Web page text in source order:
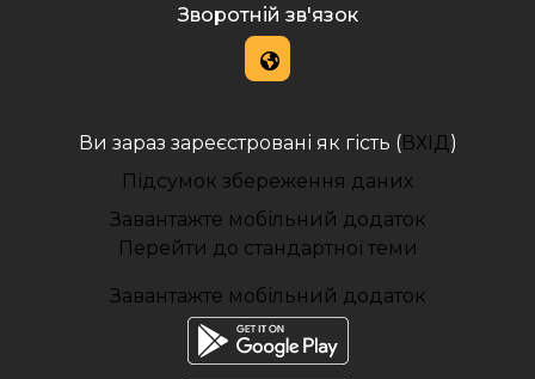
Зворотній зв'язок
Ви зараз зареєстровані як гість (ВХІД )
Підсумок збереження даних
Завантажте мобільний додаток
Перейти до стандартної теми
Завантажте мобільний додаток